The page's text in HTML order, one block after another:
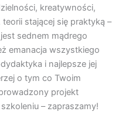
kreatywności,
stającej się praktyką –
sednem mądrego
emanacja wszystkiego
i najlepsze jej
o tym co Twoim
projekt
– zapraszamy!